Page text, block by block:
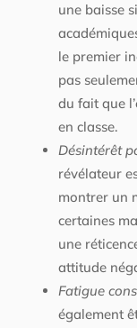
une baisse
le premier
pas
du fait que
en classe.
Désintérêt
révélateur
montrer un
certaines
une
attitude
Fatigue
également